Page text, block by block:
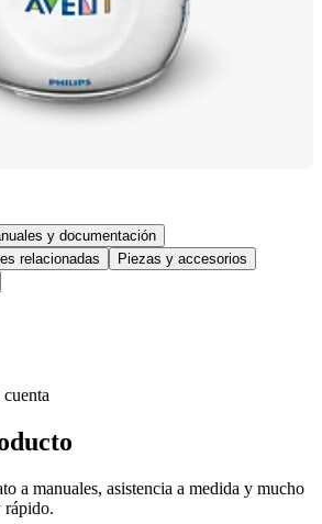
y documentación
relacionadas
Piezas y accesorios
a manuales, asistencia a medida y mucho
rápido.